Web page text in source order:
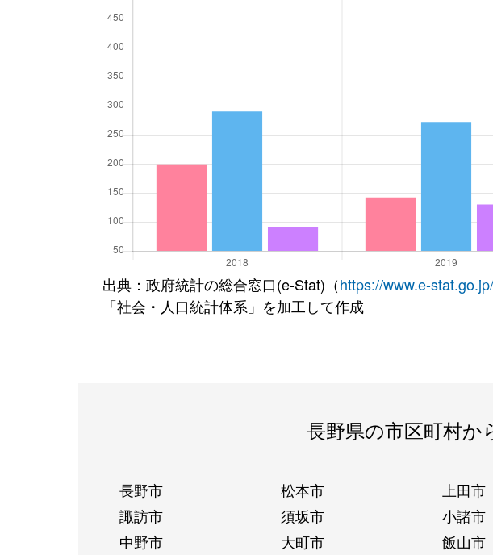
出典：政府統計の総合窓口(e-Stat)（https://www.e-stat.go.jp/
「社会・人口統計体系」を加工して作成
長野県の市区町村か
長野市 松本市 上田市
諏訪市
須坂市 小諸市
中野市
大町市 飯山市